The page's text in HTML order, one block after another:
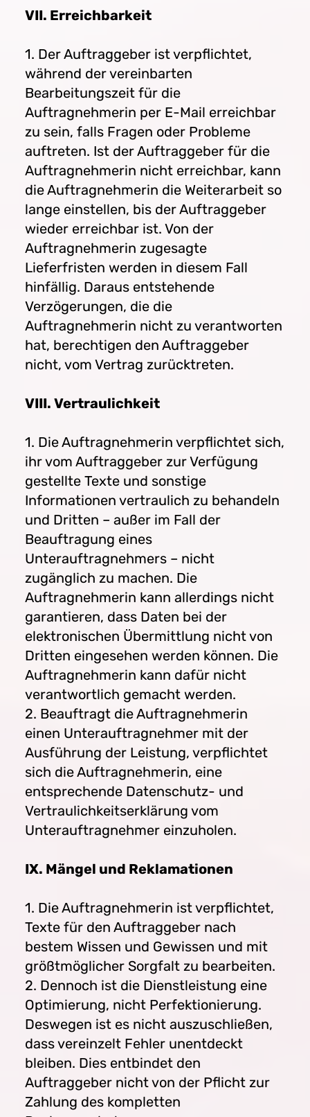
VII. Erreichbarkeit
1. Der Auftraggeber ist verpflichtet,
während der vereinbarten
Bearbeitungszeit für die
Auftragnehmerin per E-Mail erreichbar
zu sein, falls Fragen oder Probleme
auftreten. Ist der Auftraggeber für die
Auftragnehmerin nicht erreichbar, kann
die Auftragnehmerin die Weiterarbeit so
lange einstellen, bis der Auftraggeber
wieder erreichbar ist. Von der
Auftragnehmerin zugesagte
Lieferfristen werden in diesem Fall
hinfällig. Daraus entstehende
Verzögerungen, die die
Auftragnehmerin nicht zu verantworten
hat, berechtigen den Auftraggeber
nicht, vom Vertrag zurücktreten.
VIII. Vertraulichkeit
1. Die Auftragnehmerin verpflichtet sich,
ihr vom Auftraggeber zur Verfügung
gestellte Texte und sonstige
Informationen vertraulich zu behandeln
und Dritten – außer im Fall der
Beauftragung eines
Unterauftragnehmers – nicht
zugänglich zu machen. Die
Auftragnehmerin kann allerdings nicht
garantieren, dass Daten bei der
elektronischen Übermittlung nicht von
Dritten eingesehen werden können. Die
Auftragnehmerin kann dafür nicht
verantwortlich gemacht werden.
2. Beauftragt die Auftragnehmerin
einen Unterauftragnehmer mit der
Ausführung der Leistung, verpflichtet
sich die Auftragnehmerin, eine
entsprechende Datenschutz- und
Vertraulichkeitserklärung vom
Unterauftragnehmer einzuholen.
IX. Mängel und Reklamationen
1. Die Auftragnehmerin ist verpflichtet,
Texte für den Auftraggeber nach
bestem Wissen und Gewissen und mit
größtmöglicher Sorgfalt zu bearbeiten.
2. Dennoch ist die Dienstleistung eine
Optimierung, nicht Perfektionierung.
Deswegen ist es nicht auszuschließen,
dass vereinzelt Fehler unentdeckt
bleiben. Dies entbindet den
Auftraggeber nicht von der Pflicht zur
Zahlung des kompletten